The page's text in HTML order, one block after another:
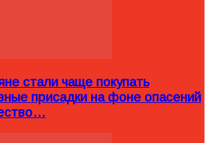
стали чаще покупать
присадки на фоне опасений